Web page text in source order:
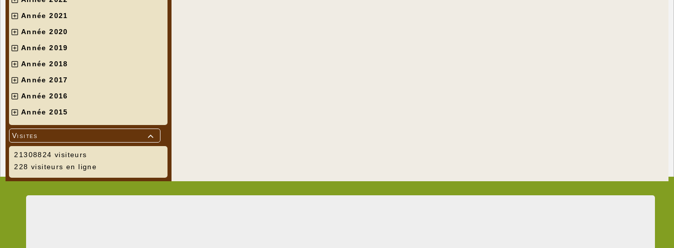
Année 2021
Année 2020
Année 2019
Année 2018
Année 2017
Année 2016
Année 2015

Visites
21308824 visiteurs
228 visiteurs en ligne